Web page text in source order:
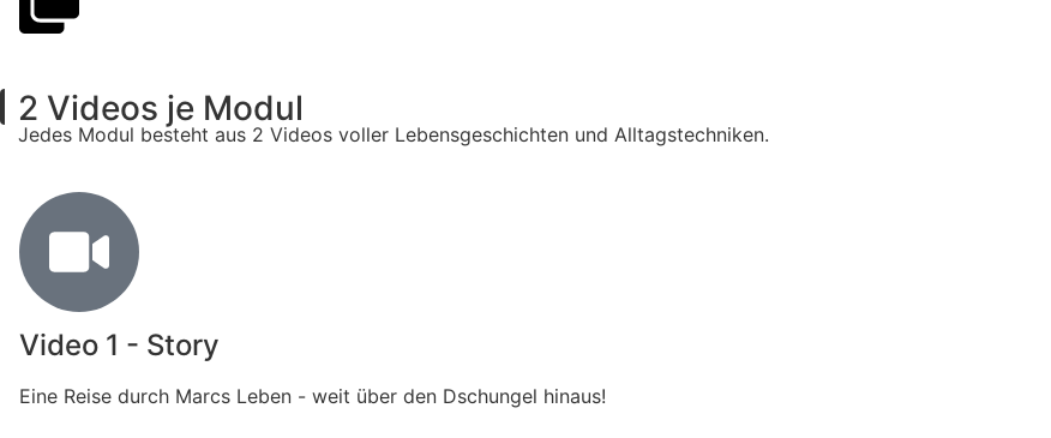
2 Videos je Modul
Jedes Modul besteht aus 2 Videos voller Lebensgeschichten und Alltagstechniken.
Video 1 - Story
Eine Reise durch Marcs Leben - weit über den Dschungel hinaus!